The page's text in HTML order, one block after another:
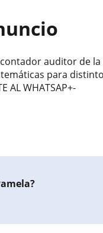
auditor de
para
AL WHATSAP+-